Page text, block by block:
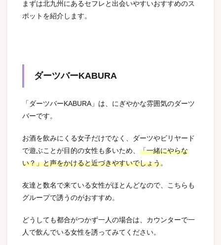
まずは北九州にあるセフレと出会いやすいおすすめのス
ポットを紹介します。
ダーツバーKABURA
「ダーツバーKABURA」は、にぎやかな雰囲気のダーツ
バーです。
お酒を飲みにくる女子だけでなく、ダーツやビリヤード
で遊ぶことが目的の女性も多いため、 「一緒にやらな
い？」と声をかけると近づきやすいでしょう。
友達と数名で来ている女性がほとんどなので、こちらも
グループで誘うのがおすすめ。
どうしても都合がつかず一人の場合は、カウンターで一
人で飲んでいる女性を誘ってみてください。